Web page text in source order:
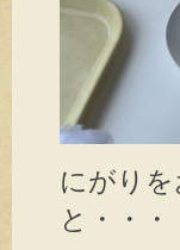
にがり
と・・・